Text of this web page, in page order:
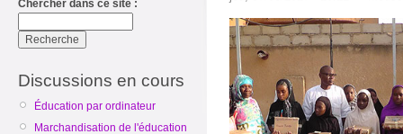
Chercher dans ce site :
Discussions en cours
Éducation par ordinateur
Marchandisation de l'éducation